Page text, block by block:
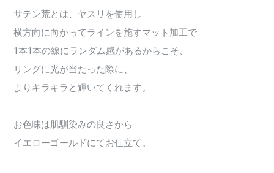
サテン荒とは、ヤスリを使用し
横方向に向かってラインを施すマット加工で
1本1本の線にランダム感があるからこそ、
リングに光が当たった際に、
よりキラキラと輝いてくれます。
お色味は肌馴染みの良さから
イエローゴールドにてお仕立て。